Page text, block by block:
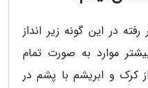
در این گونه زیر انداز
موارد به صورت تمام
کرک و ابریشم با پشم در